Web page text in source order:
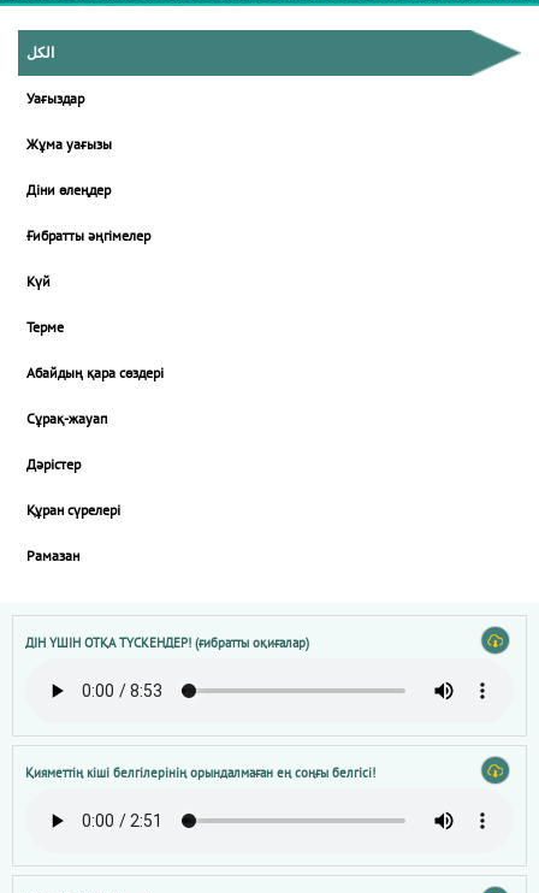
الكل
Уағыздар
Жұма уағызы
Діни өлеңдер
Ғибратты әңгімелер
Күй
Терме
Абайдың қара сөздері
Сұрақ-жауап
Дәрістер
Құран сүрелері
Рамазан
ДІН ҮШІН ОТҚА ТҮСКЕНДЕР! (ғибратты оқиғалар)
Қияметтің кіші белгілерінің орындалмаған ең соңғы белгісі!